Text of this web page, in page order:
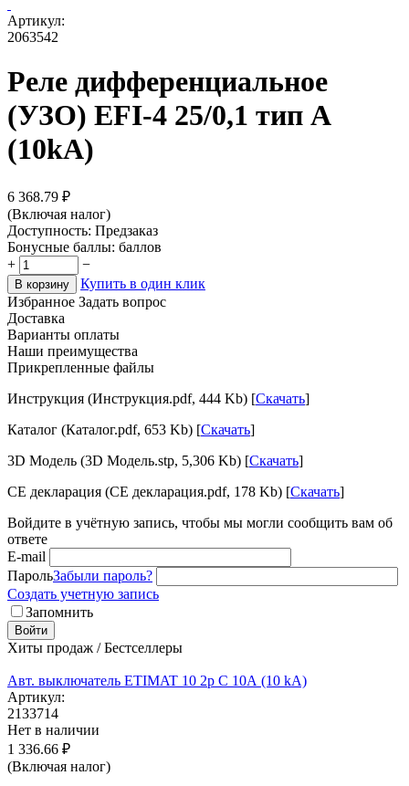
Артикул:
2063542
Реле дифференциальное
(УЗО) EFI-4 25/0,1 тип A
(10kA)
6 368.79 ₽
(Включая налог)
Доступность: Предзаказ
Бонусные баллы: баллов
+
−
В корзину
Купить в один клик
Избранное Задать вопрос
Доставка
Варианты оплаты
Наши преимущества
Прикрепленные файлы
Инструкция (Инструкция.pdf, 444 Kb) [Скачать]
Каталог (Каталог.pdf, 653 Kb) [Скачать]
3D Модель (3D Модель.stp, 5,306 Kb) [Скачать]
CE декларация (CE декларация.pdf, 178 Kb) [Скачать]
Войдите в учётную запись, чтобы мы могли сообщить вам об
ответе
E-mail
ПарольЗабыли пароль?
Создать учетную запись
Запомнить
Войти
Хиты продаж / Бестселлеры
Авт. выключатель ETIMAT 10 2p C 10А (10 kA)
Артикул:
2133714
Нет в наличии
1 336.66 ₽
(Включая налог)